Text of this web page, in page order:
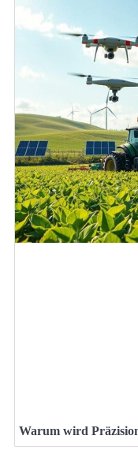
Warum wird